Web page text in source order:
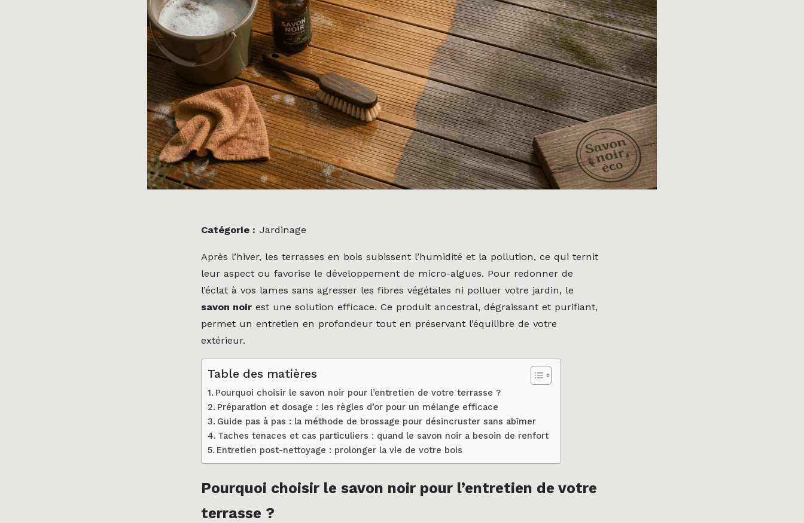
Catégorie : Jardinage
Après l’hiver, les terrasses en bois subissent l’humidité et la pollution, ce qui ternit
leur aspect ou favorise le développement de micro-algues. Pour redonner de
l’éclat à vos lames sans agresser les fibres végétales ni polluer votre jardin, le
savon noir est une solution efficace. Ce produit ancestral, dégraissant et purifiant,
permet un entretien en profondeur tout en préservant l’équilibre de votre
extérieur.
Table des matières
Pourquoi choisir le savon noir pour l’entretien de votre terrasse ?
Préparation et dosage : les règles d’or pour un mélange efficace
Guide pas à pas : la méthode de brossage pour désincruster sans abîmer
Taches tenaces et cas particuliers : quand le savon noir a besoin de renfort
Entretien post-nettoyage : prolonger la vie de votre bois
Pourquoi choisir le savon noir pour l’entretien de votre
terrasse ?